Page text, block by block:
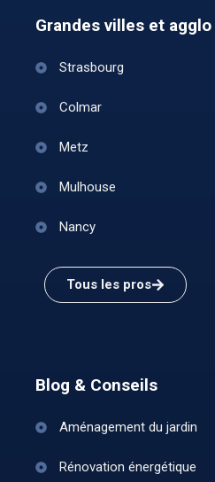
Grandes villes et agglo
Strasbourg
Colmar
Metz
Mulhouse
Nancy
Tous les pros
Blog & Conseils
Aménagement du jardin
Rénovation énergétique